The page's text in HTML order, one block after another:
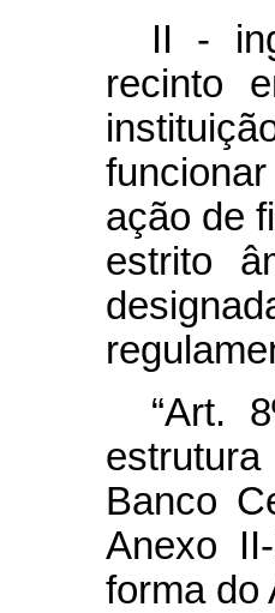
II -
recinto
ação de
estrito
“Art.
Banco
Anexo
forma do